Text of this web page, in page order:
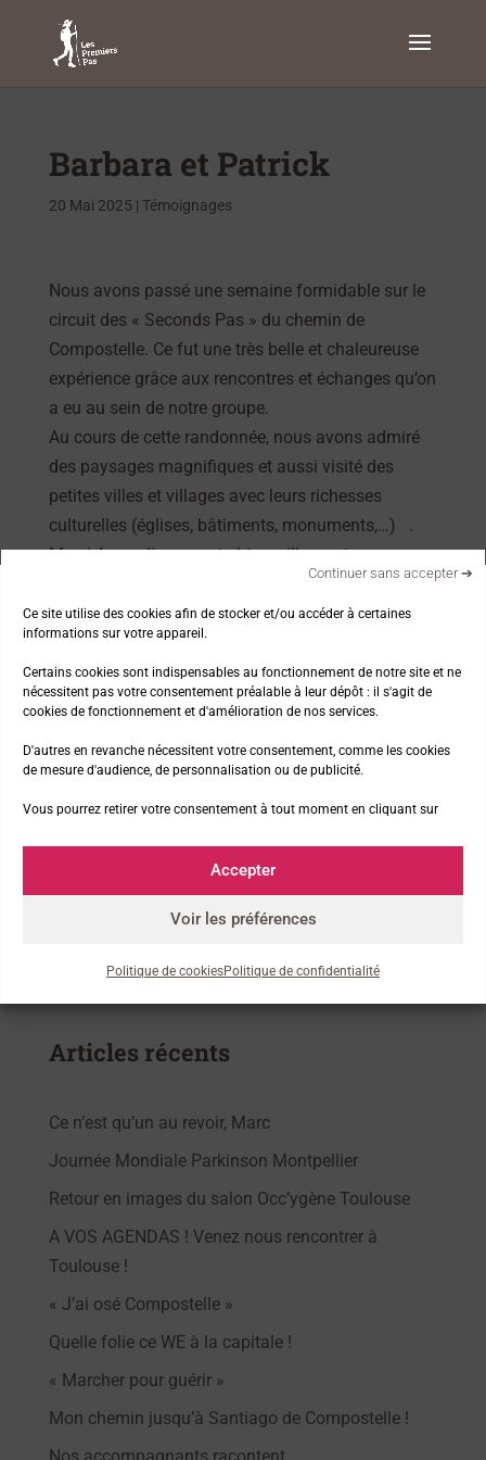
Ce site utilise des cookies afin de stocker et/ou accéder à certaines
informations sur votre appareil.
Certains cookies sont indispensables au fonctionnement de notre site et ne
nécessitent pas votre consentement préalable à leur dépôt : il s'agit de
cookies de fonctionnement et d'amélioration de nos services.
D'autres en revanche nécessitent votre consentement, comme les cookies
de mesure d'audience, de personnalisation ou de publicité.
Vous pourrez retirer votre consentement à tout moment en cliquant sur
Accepter
Continuer sans accepter ➔
Voir les préférences
Politique de cookiesPolitique de confidentialité
Barbara et Patrick
20 Mai 2025 | Témoignages
Nous avons passé une semaine formidable sur le
circuit des « Seconds Pas » du chemin de
Compostelle. Ce fut une très belle et chaleureuse
expérience grâce aux rencontres et échanges qu’on
a eu au sein de notre groupe.
Au cours de cette randonnée, nous avons admiré
des paysages magnifiques et aussi visité des
petites villes et villages avec leurs richesses
culturelles (églises, bâtiments, monuments,…) .
Merci Amandine pour ta bienveillance, ton
professionnalisme, ta bonne humeur et tous les
bons moments partagés avec notre groupe.
Nous remercions également l’association pour la
très bonne organisation.
Nos thématiques
La marche et la nature
La presse parle de nous !
Les news de l’asso
Articles récents
Ce n’est qu’un au revoir, Marc
Journée Mondiale Parkinson Montpellier
Retour en images du salon Occ’ygène Toulouse
A VOS AGENDAS ! Venez nous rencontrer à
Toulouse !
« J’ai osé Compostelle »
Quelle folie ce WE à la capitale !
« Marcher pour guérir »
Mon chemin jusqu’à Santiago de Compostelle !